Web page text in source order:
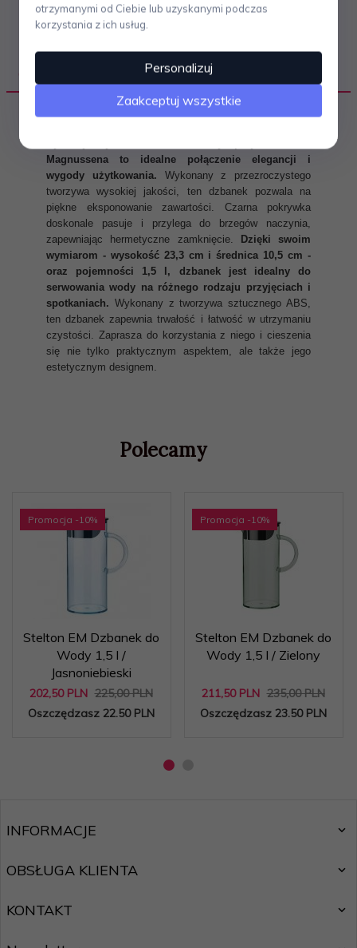
Magnussena to idealne połączenie elegancji i
wygody użytkowania. Wykonany z przezroczystego
tworzywa wysokiej jakości, ten dzbanek pozwala na
piękne eksponowanie zawartości. Czarna pokrywka
doskonale pasuje i przylega do brzegów naczynia,
zapewniając hermetyczne zamknięcie. Dzięki swoim
wymiarom - wysokość 23,3 cm i średnica 10,5 cm -
oraz pojemności 1,5 l, dzbanek jest idealny do
serwowania wody na różnego rodzaju przyjęciach i
spotkaniach. Wykonany z tworzywa sztucznego ABS,
ten dzbanek zapewnia trwałość i łatwość w utrzymaniu
czystości. Zaprasza do korzystania z niego i cieszenia
się nie tylko praktycznym aspektem, ale także jego
estetycznym designem.
Polecamy
Promocja -10%
Stelton EM Dzbanek do
Wody 1,5 l /
Jasnoniebieski
202,50 PLN 225,00 PLN
Oszczędzasz 22.50 PLN
Promocja -10%
Stelton EM Dzbanek do
Wody 1,5 l / Zielony
211,50 PLN 235,00 PLN
Oszczędzasz 23.50 PLN
INFORMACJE
OBSŁUGA KLIENTA
KONTAKT
otrzymanymi od Ciebie lub uzyskanymi podczas
korzystania z ich usług.
Personalizuj
Zaakceptuj wszystkie